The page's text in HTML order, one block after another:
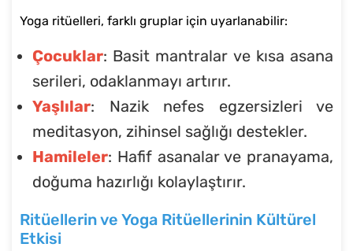
Yoga ritüelleri, farklı gruplar için uyarlanabilir:
Çocuklar: Basit mantralar ve kısa asana
serileri, odaklanmayı artırır.
Yaşlılar: Nazik nefes egzersizleri ve
meditasyon, zihinsel sağlığı destekler.
Hamileler: Hafif asanalar ve pranayama,
doğuma hazırlığı kolaylaştırır.
Ritüellerin ve Yoga Ritüellerinin Kültürel
Etkisi